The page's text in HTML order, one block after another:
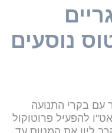
נוסעים
עם בקרי התנועה
להפעיל פרוטוקול